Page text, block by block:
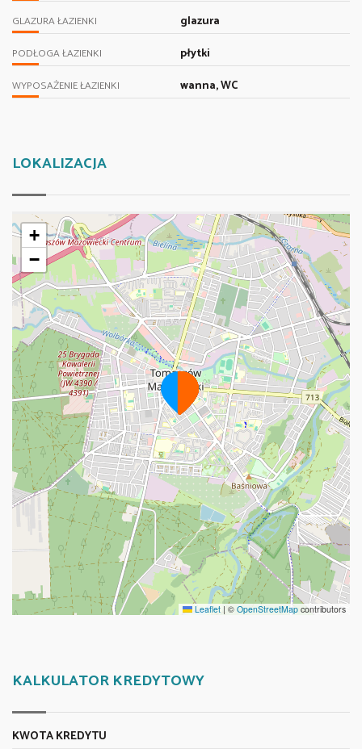
GLAZURA ŁAZIENKI glazura
PODŁOGA ŁAZIENKI płytki
WYPOSAŻENIE ŁAZIENKI wanna, WC
LOKALIZACJA
+
−
Leaflet | © OpenStreetMap contributors
KALKULATOR KREDYTOWY
KWOTA KREDYTU